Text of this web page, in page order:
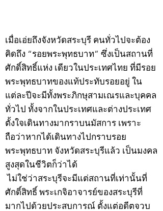
เมื่อเอ่ยถึงจังหวัดสระบุรี คนทั่วไปจะต้อง
คิดถึง “รอยพระพุทธบาท” ซึ่งเป็นสถานที่
ศักดิ์สิทธิ์แห่ง เดียวในประเทศไทย ที่มีรอย
พระพุทธบาทของแท้ประทับรอยอยู่ ใน
แต่ละปีจะมีทั้งพระภิกษุสามเณรและบุคคล
ทั่วไป ทั้งจากในประเทศและต่างประเทศ
ตั้งใจเดินทางมากราบนมัสการ เพราะ
ถือว่าหากได้เดินทางไปกราบรอย
พระพุทธบาท จังหวัดสระบุรีแล้ว เป็นมงคล
สูงสุดในชีวิตก็ว่าได้
ไม่ใช่ว่าสระบุรีจะมีแต่สถานที่เท่านั้นที่
ศักดิ์สิทธิ์ พระเกจิอาจารย์ของสระบุรีที่
มากไปด้วยประสบการณ์ ตั้งแต่อดีตจวบ